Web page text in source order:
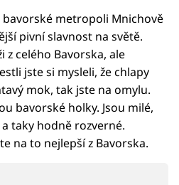
bavorské metropoli Mnichově
pivní slavnost na světě.
z celého Bavorska, ale
jste si mysleli, že chlapy
mok, tak jste na omylu.
bavorské holky. Jsou milé,
taky hodně rozverné.
na to nejlepší z Bavorska.